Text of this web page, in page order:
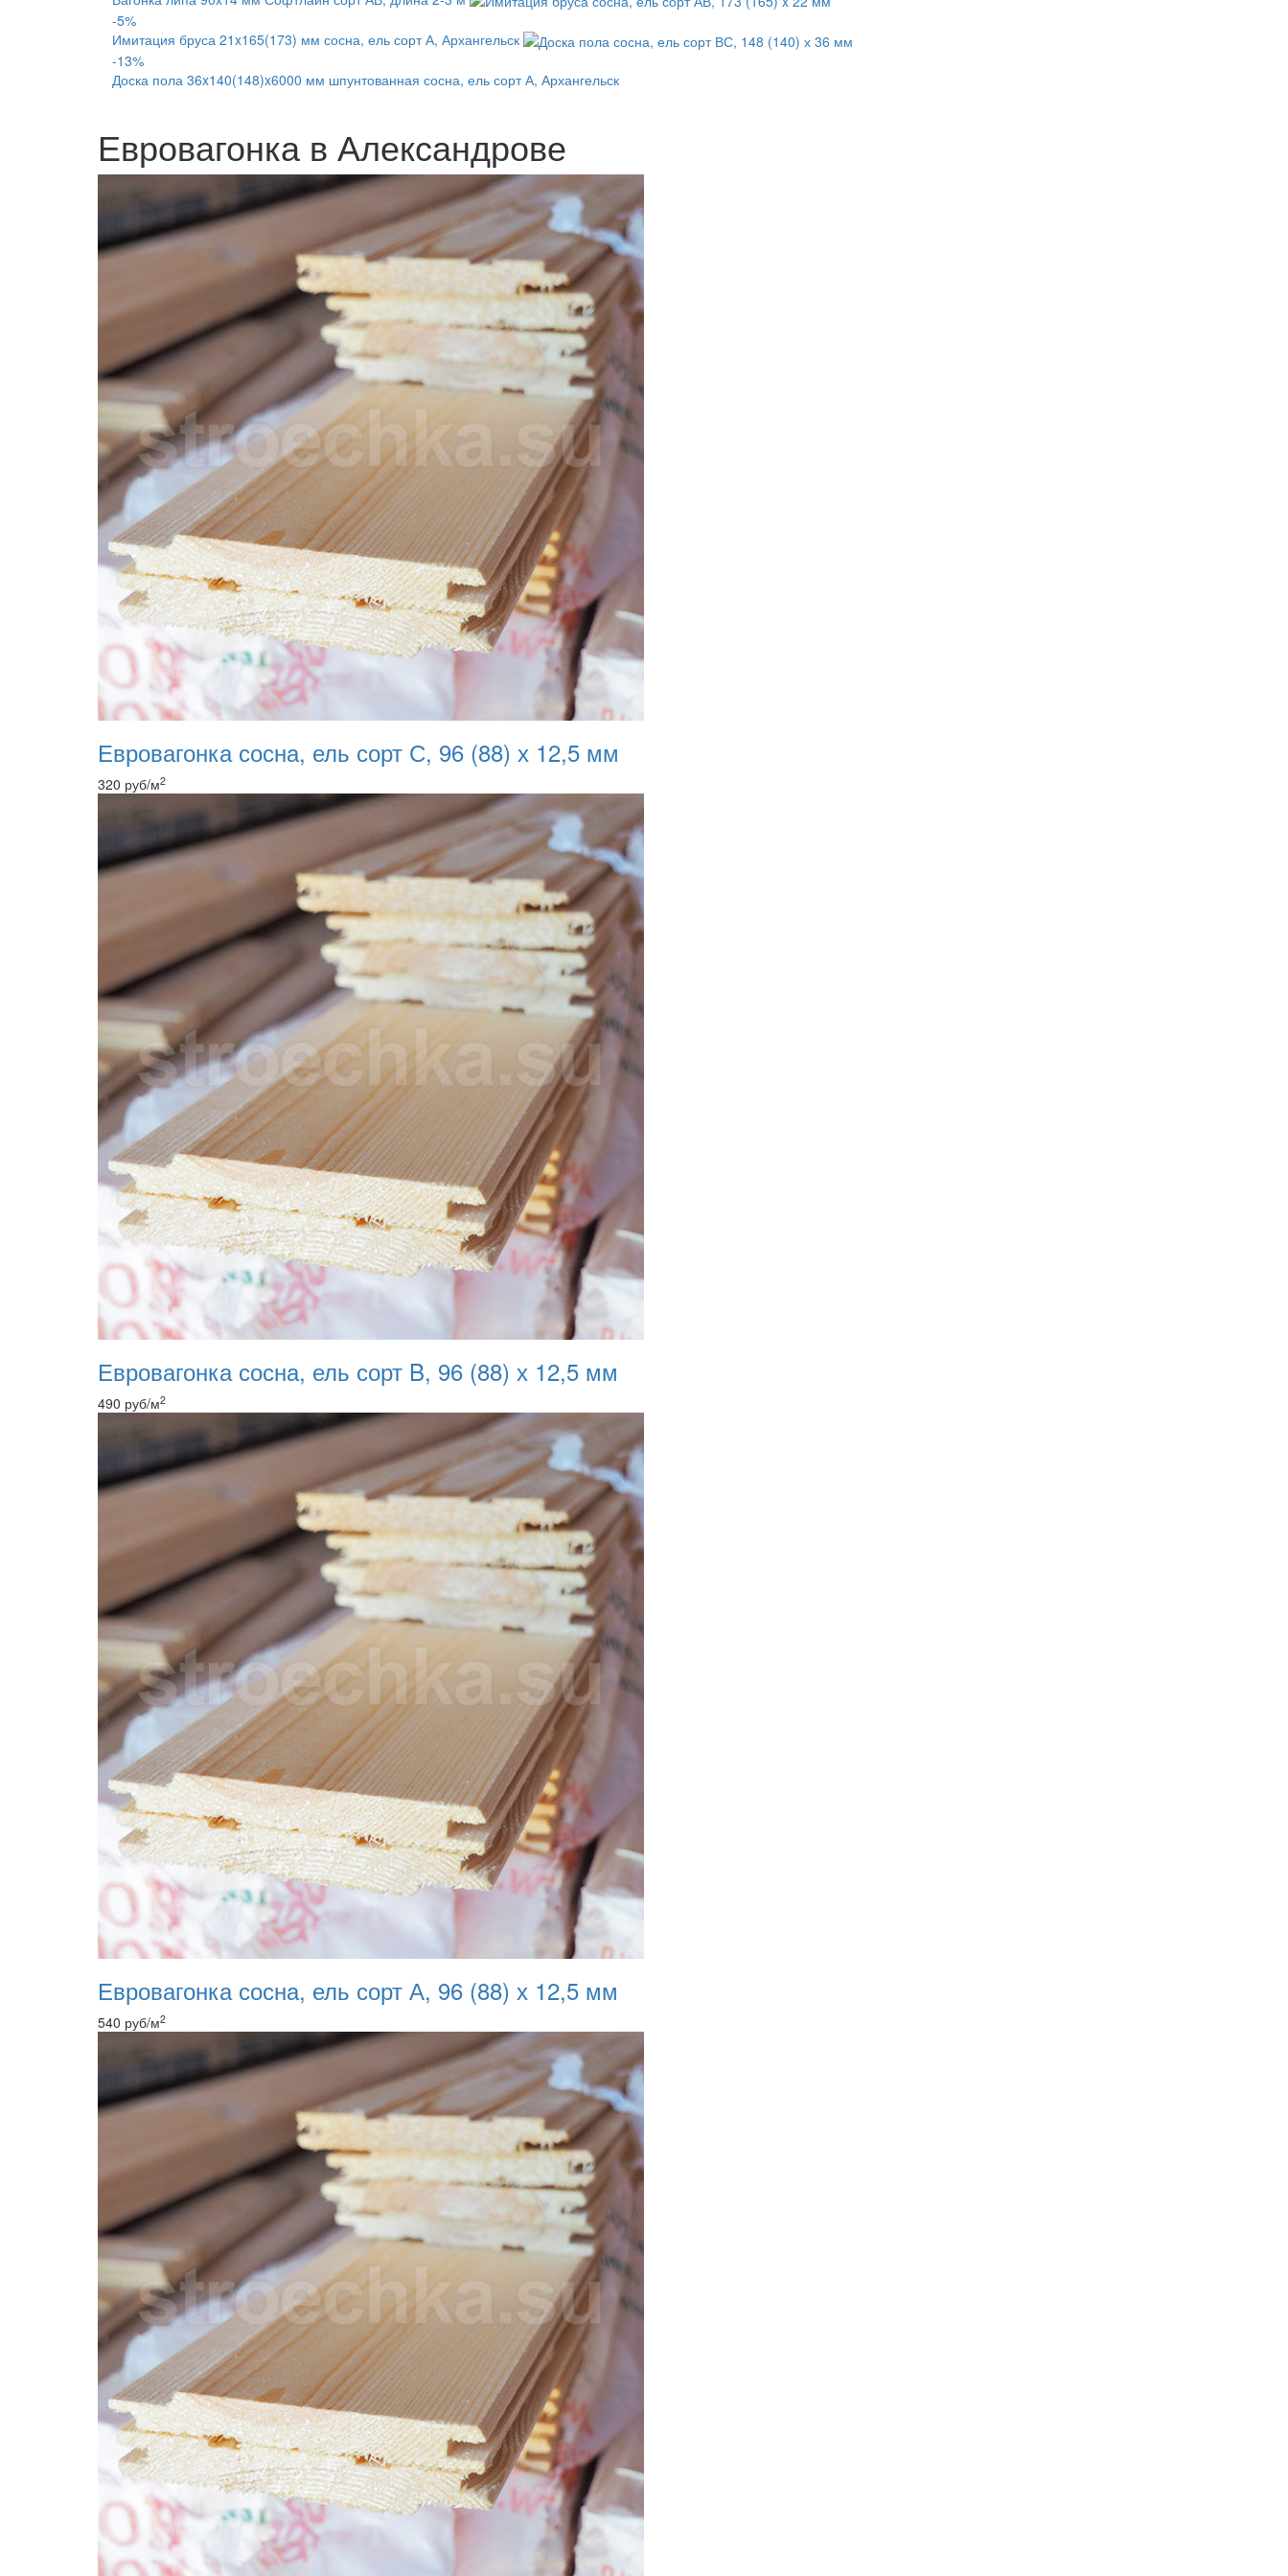
-5%
Имитация бруса 21x165(173) мм сосна, ель сорт А, Архангельск
-13%
Доска пола 36x140(148)x6000 мм шпунтованная сосна, ель сорт А, Архангельск
Евровагонка в Александрове
Евровагонка сосна, ель сорт С, 96 (88) х 12,5 мм
320 руб/м2
Евровагонка сосна, ель сорт B, 96 (88) х 12,5 мм
490 руб/м2
Евровагонка сосна, ель сорт А, 96 (88) х 12,5 мм
540 руб/м2